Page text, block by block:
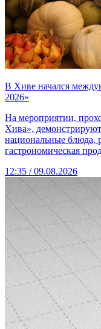
В Хиве начался
2026»
На мероприятии,
Хива»,
национальные блюда,
гастрономическая
12:35 / 09.08.2026